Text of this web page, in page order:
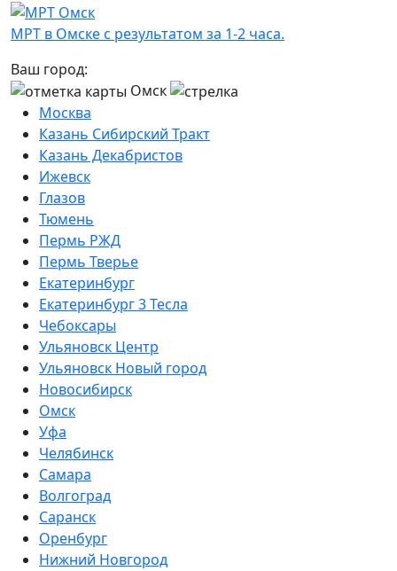
МРТ в Омске с результатом за 1-2 часа.
Ваш город:
Омск
Москва
Казань Сибирский Тракт
Казань Декабристов
Ижевск
Глазов
Тюмень
Пермь РЖД
Пермь Тверье
Екатеринбург
Екатеринбург 3 Тесла
Чебоксары
Ульяновск Центр
Ульяновск Новый город
Новосибирск
Омск
Уфа
Челябинск
Самара
Волгоград
Саранск
Оренбург
Нижний Новгород